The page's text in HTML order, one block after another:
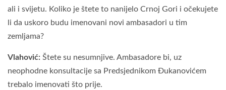
ali i svijetu. Koliko je štete to nanijelo Crnoj Gori i očekujete
li da uskoro budu imenovani novi ambasadori u tim
zemljama?
Vlahović: Štete su nesumnjive. Ambasadore bi, uz
neophodne konsultacije sa Predsjednikom Đukanovićem
trebalo imenovati što prije.